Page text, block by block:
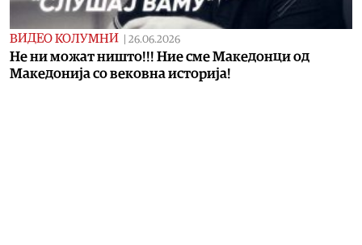
ВИДЕО КОЛУМНИ | 26.06.2026
Не ни можат ништо!!! Ние сме Македонци од
Македонија со вековна историја!